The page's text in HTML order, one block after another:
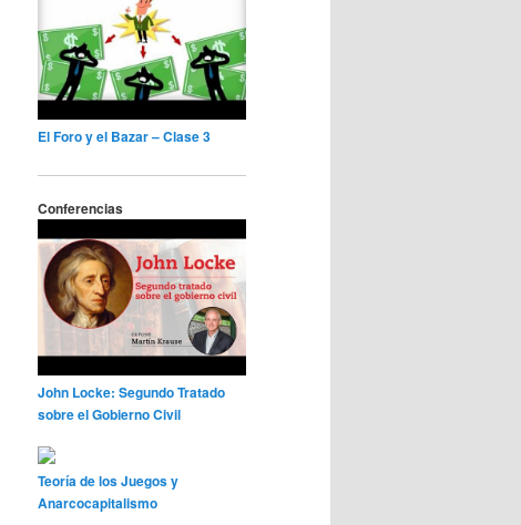
El Foro y el Bazar – Clase 3
Conferencias
John Locke: Segundo Tratado
sobre el Gobierno Civil
Teoría de los Juegos y
Anarcocapitalismo